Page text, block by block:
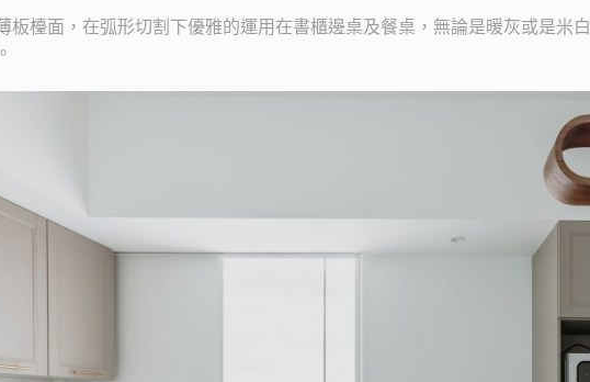
板檯面，在弧形切割下優雅的運用在書櫃邊桌及餐桌，無論是暖灰或是米